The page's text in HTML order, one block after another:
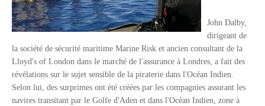
Unknown-Jul 06 2026
Chine : des investissements à l'étranger plus encadrés
Economie hôtelière : la connectivité comme levier
Unknown-Jun 27 2026
Pays du Golfe : nouveau paradigme, nouvelles priorités
Unknown-Jun 22 2026
Neutralité carbone : les "Iles Vanille" poussent leurs pions
John Dalby,
dirigeant de
la société de sécurité maritime Marine Risk et ancien consultant de la
Lloyd's of London dans le marché de l'assurance à Londres, a fait des
révélations sur le sujet sensible de la piraterie dans l'Océan Indien.
Selon lui, des surprimes ont été créées par les compagnies assurant les
navires transitant par le Golfe d'Aden et dans l'Océan Indien, zone à